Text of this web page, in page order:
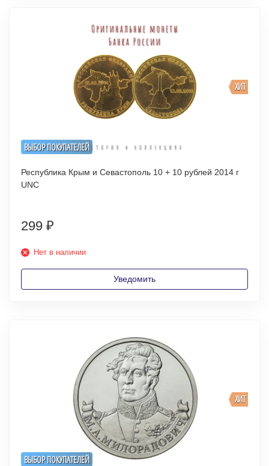
ВЫБОР ПОКУПАТЕЛЕЙ
ХИТ
Республика Крым и Севастополь 10 + 10 рублей 2014 г
UNC
299 ₽
Нет в наличии
Уведомить
ВЫБОР ПОКУПАТЕЛЕЙ
ХИТ